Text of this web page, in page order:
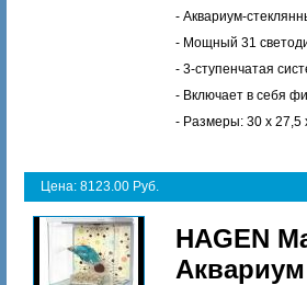
- Аквариум-
- Мощный 31
- 3-ступенчатая
- Включает в себя
- Размеры: 30 х 27,5
Цена: 8123.00 Руб.
HAGEN